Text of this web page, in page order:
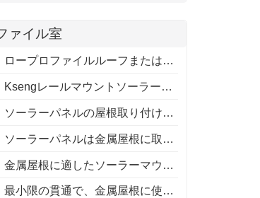
ァイル室
ロープロファイルルーフまたはフラットルーフ用の調整可能なソーラーパネルタイトルマウントブラケット
Ksengレールマウントソーラールーフマウントシステムとレールレスソーラールーフマウントシステム
ソーラーパネルの屋根取り付けシステム
ソーラーパネルは金属屋根に取り付けられますか?
金属屋根に適したソーラーマウントシステムの選び方は？
最小限の貫通で、金属屋根に使用するアルミニウム取り付けシステムを推奨できる人はいますか?